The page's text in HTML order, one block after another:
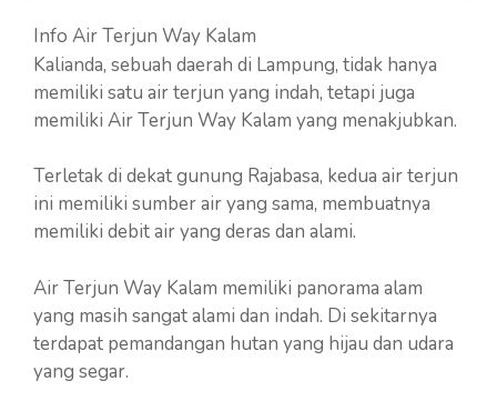
Info Air Terjun Way Kalam
Kalianda, sebuah daerah di Lampung, tidak hanya
memiliki satu air terjun yang indah, tetapi juga
memiliki Air Terjun Way Kalam yang menakjubkan.
Terletak di dekat gunung Rajabasa, kedua air terjun
ini memiliki sumber air yang sama, membuatnya
memiliki debit air yang deras dan alami.
Air Terjun Way Kalam memiliki panorama alam
yang masih sangat alami dan indah. Di sekitarnya
terdapat pemandangan hutan yang hijau dan udara
yang segar.